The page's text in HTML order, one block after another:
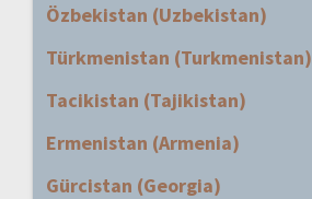
Özbekistan (Uzbekistan)
Türkmenistan (Turkmenistan)
Tacikistan (Tajikistan)
Ermenistan (Armenia)
Gürcistan (Georgia)